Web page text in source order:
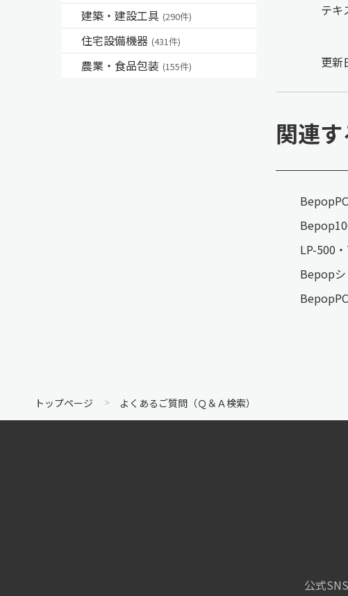
建築・建設工具 (290件)
住宅設備機器 (431件)
農業・食品包装 (155件)
テキ
更新
関連
LP-500
Bepopシ
トップページ よくあるご質問（Ｑ＆Ａ検索）
公式SNS